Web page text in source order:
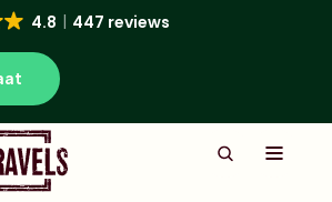
4.8 447 reviews